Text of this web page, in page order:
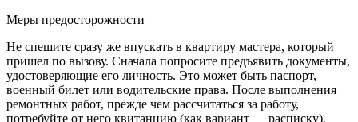
Меры предосторожности
Не спешите сразу же впускать в квартиру мастера, который
пришел по вызову. Сначала попросите предъявить документы,
удостоверяющие его личность. Это может быть паспорт,
военный билет или водительские права. После выполнения
ремонтных работ, прежде чем рассчитаться за работу,
потребуйте от него квитанцию (как вариант — расписку),